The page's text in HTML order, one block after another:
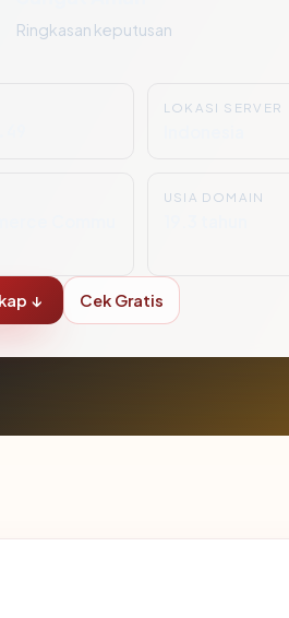
Ringkasan keputusan
LOKASI SERVER
USIA DOMAIN
↓ Cek Gratis